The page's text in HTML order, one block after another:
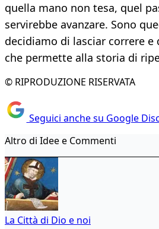
quella mano non tesa, quel
servirebbe avanzare. Sono
decidiamo di lasciar correre e
che permette alla storia di
© RIPRODUZIONE RISERVATA
Seguici anche su Google
Altro di Idee e Commenti
La Città di Dio e noi